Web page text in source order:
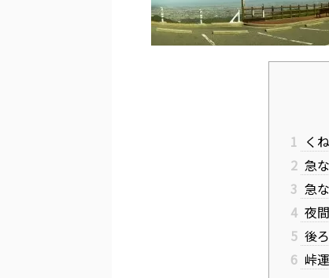
1 く
2 急
3 急
4 夜
5 後
6 峠